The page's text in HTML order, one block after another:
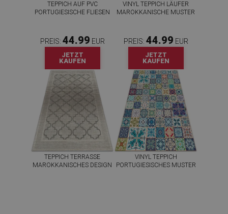
TEPPICH AUF PVC
PORTUGIESISCHE FLIESEN
PREIS: 44.99 EUR
JETZT
KAUFEN
VINYL TEPPICH LÄUFER
MAROKKANISCHE MUSTER
PREIS: 44.99 EUR
JETZT
KAUFEN
TEPPICH TERRASSE
MAROKKANISCHES DESIGN
VINYL TEPPICH
PORTUGIESISCHES MUSTER